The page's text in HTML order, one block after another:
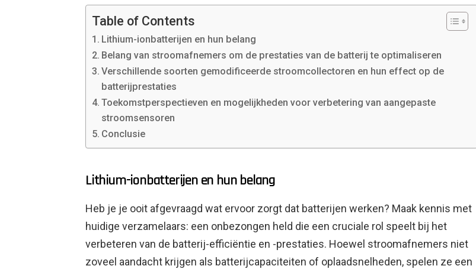
Table of Contents
Lithium-ionbatterijen en hun belang
Belang van stroomafnemers om de prestaties van de batterij te optimaliseren
Verschillende soorten gemodificeerde stroomcollectoren en hun effect op de
batterijprestaties
Toekomstperspectieven en mogelijkheden voor verbetering van aangepaste
stroomsensoren
Conclusie
Lithium-ionbatterijen en hun belang
Heb je je ooit afgevraagd wat ervoor zorgt dat batterijen werken? Maak kennis met
huidige verzamelaars: een onbezongen held die een cruciale rol speelt bij het
verbeteren van de batterij-efficiëntie en -prestaties. Hoewel stroomafnemers niet
zoveel aandacht krijgen als batterijcapaciteiten of oplaadsnelheden, spelen ze een